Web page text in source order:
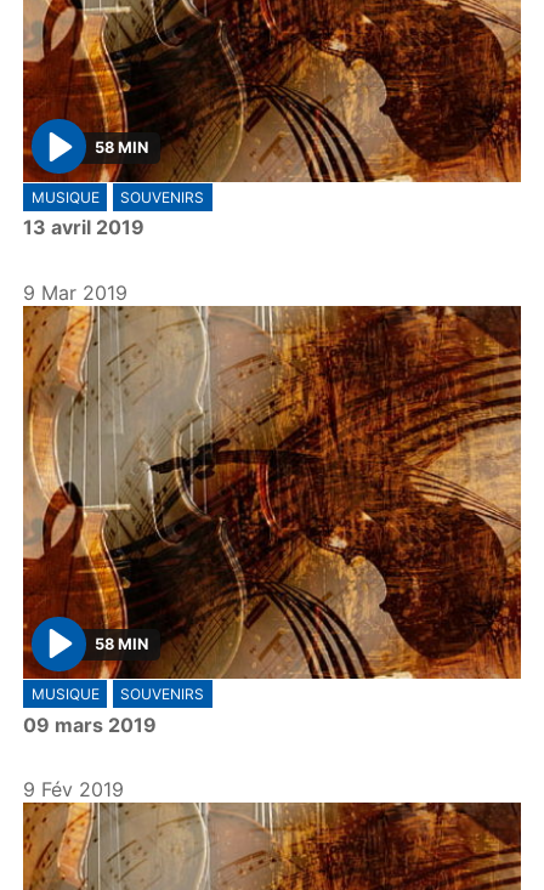
P
l
a
58 MIN
MUSIQUE SOUVENIRS
13 avril 2019
9 Mar 2019
P
l
a
58 MIN
MUSIQUE SOUVENIRS
09 mars 2019
9 Fév 2019